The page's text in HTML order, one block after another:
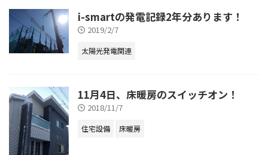
i-smartの発電記録2年分あります！
2019/2/7
太陽光発電関連
11月4日、床暖房のスイッチオン！
2018/11/7
住宅設備 床暖房